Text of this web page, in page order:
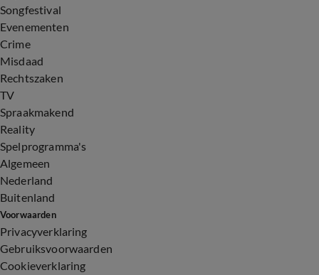
Songfestival
Evenementen
Crime
Misdaad
Rechtszaken
TV
Spraakmakend
Reality
Spelprogramma's
Algemeen
Nederland
Buitenland
Voorwaarden
Privacyverklaring
Gebruiksvoorwaarden
Cookieverklaring